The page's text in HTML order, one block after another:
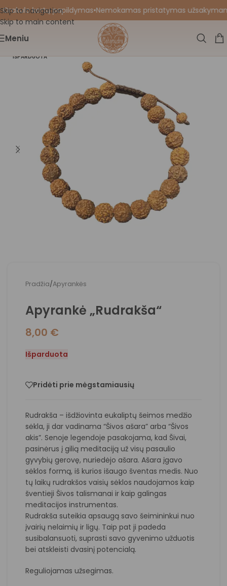
Skip to navigation
Skip to main content
kortų papildymas•Nemokamas pristatymas
Meniu
IŠPARDUOTA
Pradžia/Apyrankės
Apyrankė „Rudrakša“
8,00 €
Išparduota
Pridėti prie mėgstamiausių
Rudrakša – išdžiovinta eukaliptų šeimos medžio
sėkla, ji dar vadinama “Šivos ašara” arba “Šivos
akis”. Senoje legendoje pasakojama, kad Šivai,
pasinėrus į gilią meditaciją už visų pasaulio
gyvybių gerovę, nuriedėjo ašara. Ašara įgavo
sėklos formą, iš kurios išaugo šventas medis. Nuo
tų laikų rudrakšos vaisių sėklos naudojamos kaip
šventieji Šivos talismanai ir kaip galingas
meditacijos instrumentas.
Rudrakša suteikia apsaugą savo šeimininkui nuo
įvairių nelaimių ir ligų. Taip pat ji padeda
susibalansuoti, suprasti savo gyvenimo užduotis
bei atskleisti dvasinį potencialą.
Reguliojamas užsegimas.